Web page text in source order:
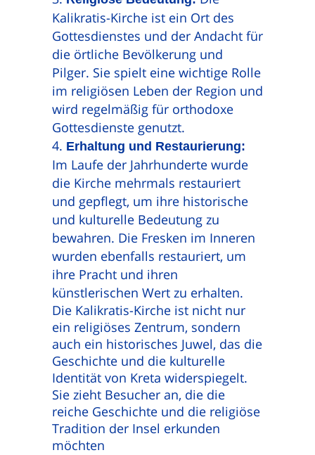
Kalikratis-Kirche ist ein Ort des
Gottesdienstes und der Andacht für
die örtliche Bevölkerung und
Pilger. Sie spielt eine wichtige Rolle
im religiösen Leben der Region und
wird regelmäßig für orthodoxe
Gottesdienste genutzt.
Erhaltung und Restaurierung:
Im Laufe der Jahrhunderte wurde
die Kirche mehrmals restauriert
und gepflegt, um ihre historische
und kulturelle Bedeutung zu
bewahren. Die Fresken im Inneren
wurden ebenfalls restauriert, um
ihre Pracht und ihren
künstlerischen Wert zu erhalten.
Die Kalikratis-Kirche ist nicht nur
ein religiöses Zentrum, sondern
auch ein historisches Juwel, das die
Geschichte und die kulturelle
Identität von Kreta widerspiegelt.
Sie zieht Besucher an, die die
reiche Geschichte und die religiöse
Tradition der Insel erkunden
möchten